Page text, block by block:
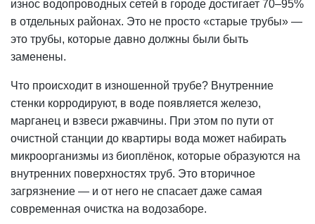
износ водопроводных сетей в городе достигает 70–95%
в отдельных районах. Это не просто «старые трубы» —
это трубы, которые давно должны были быть
заменены.
Что происходит в изношенной трубе? Внутренние
стенки корродируют, в воде появляется железо,
марганец и взвеси ржавчины. При этом по пути от
очистной станции до квартиры вода может набирать
микроорганизмы из биоплёнок, которые образуются на
внутренних поверхностях труб. Это вторичное
загрязнение — и от него не спасает даже самая
современная очистка на водозаборе.